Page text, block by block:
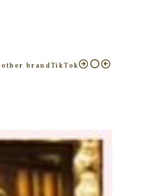
other brandTikTok